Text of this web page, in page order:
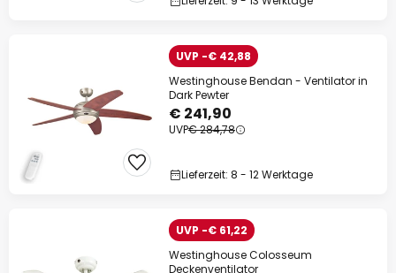
UVP -€ 42,88
Westinghouse Bendan - Ventilator in
Dark Pewter
€ 241,90
UVP€ 284,78
Lieferzeit: 8 - 12 Werktage
UVP -€ 61,22
Westinghouse Colosseum
Deckenventilator